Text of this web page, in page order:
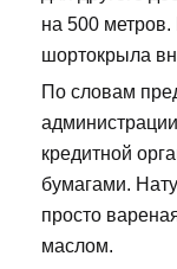
на 500
шортокрыла
По словам
кредитной
бумагами.
просто
маслом.